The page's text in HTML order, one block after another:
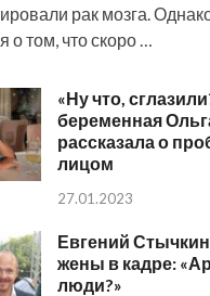
рак мозга.
о том, что скоро …
«Ну что,
беременная
рассказала о
лицом
27.01.2023
Евгений
жены в кадре:
люди?»